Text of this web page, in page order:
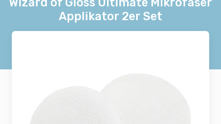
Applikator 2er Set